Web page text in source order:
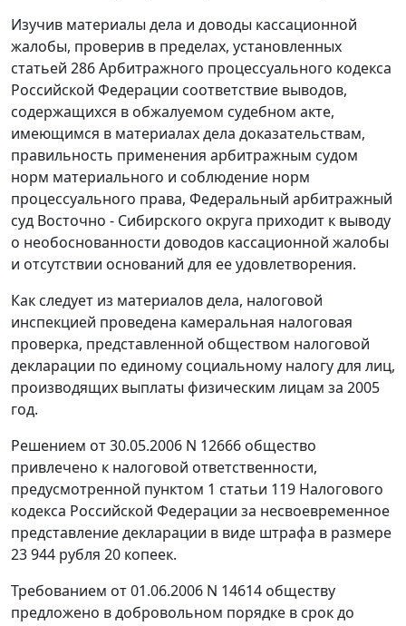
Изучив материалы дела и доводы кассационной
жалобы, проверив в пределах, установленных
статьей 286Арбитражного процессуального кодекса
Российской Федерации соответствие выводов,
содержащихся в обжалуемом судебном акте,
имеющимся в материалах дела доказательствам,
правильность применения арбитражным судом
норм материального и соблюдение норм
процессуального права, Федеральный арбитражный
суд Восточно - Сибирского округа приходит к выводу
о необоснованности доводов кассационной жалобы
и отсутствии оснований для ее удовлетворения.
Как следует из материалов дела, налоговой
инспекцией проведена камеральная налоговая
проверка, представленной обществом налоговой
декларации по единому социальному налогу для лиц,
производящих выплаты физическим лицам за 2005
год.
Решением от 30.05.2006 N 12666 общество
привлечено к налоговой ответственности,
предусмотренной пунктом 1 статьи 119 Налогового
кодекса Российской Федерации за несвоевременное
представление декларации в виде штрафа в размере
23 944 рубля 20 копеек.
Требованием от 01.06.2006 N 14614 обществу
предложено в добровольном порядке в срок до